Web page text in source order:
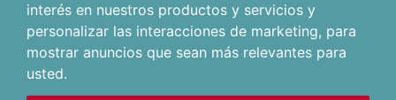
interés en nuestros productos y servicios y
personalizar las interacciones de marketing, para
mostrar anuncios que sean más relevantes para
usted.